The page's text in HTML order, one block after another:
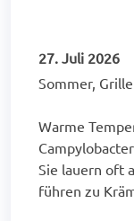
27. Juli 2026
Sommer,
Warme
Sie lauern oft
führen zu